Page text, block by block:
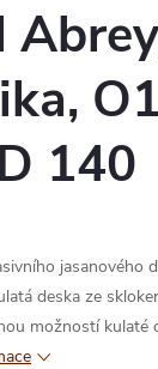
140
jasanového
deska ze
možností kulaté